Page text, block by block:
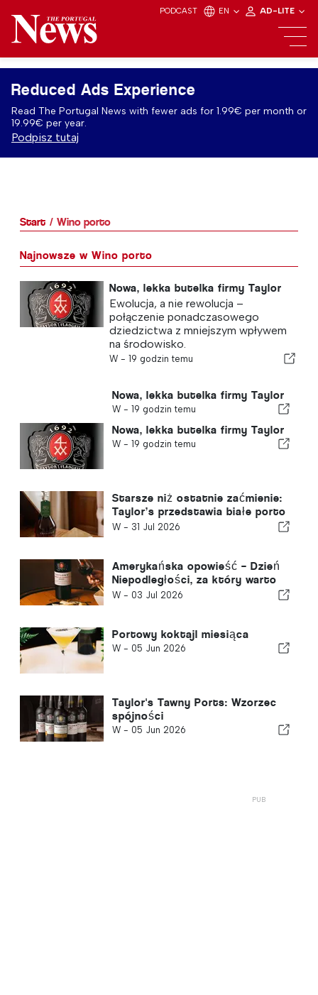
PODCAST EN AD-LITE
Reduced Ads Experience
Read The Portugal News with fewer ads for 1.99€ per month or
19.99€ per year.
Podpisz tutaj
Start Wino porto
Najnowsze w Wino porto
Nowa, lekka butelka firmy Taylor
Ewolucja, a nie rewolucja –
połączenie ponadczasowego
dziedzictwa z mniejszym wpływem
na środowisko.
W - 19 godzin temu
Nowa, lekka butelka firmy Taylor
W - 19 godzin temu
Nowa, lekka butelka firmy Taylor
W - 19 godzin temu
Starsze niż ostatnie zaćmienie:
Taylor’s przedstawia białe porto
VVOP
W - 31 Jul 2026
Amerykańska opowieść – Dzień
Niepodległości, za który warto
wznieść toast
W - 03 Jul 2026
Portowy koktajl miesiąca
W - 05 Jun 2026
Taylor's Tawny Ports: Wzorzec
spójności
W - 05 Jun 2026